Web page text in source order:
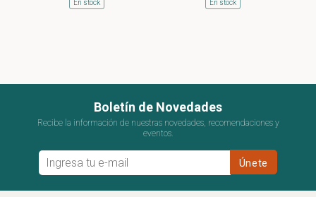
En stock En stock
Boletín de Novedades
Recibe la información de nuestras novedades, recomendaciones y
eventos.